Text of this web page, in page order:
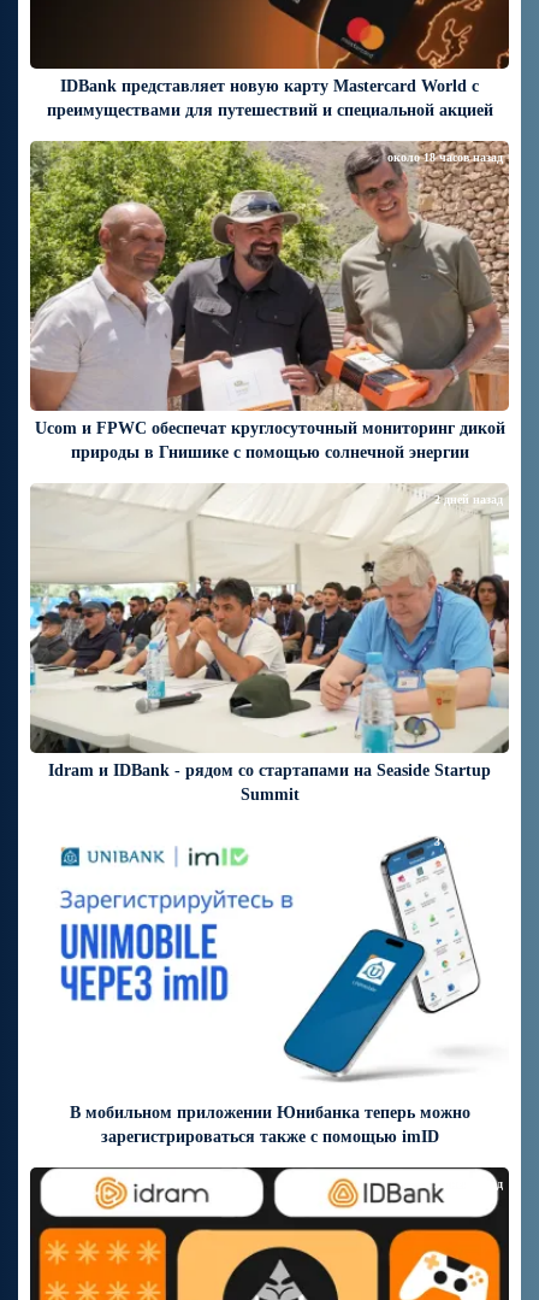
IDBank представляет новую карту Mastercard World с
преимуществами для путешествий и специальной акцией
Ucom и FPWC обеспечат круглосуточный мониторинг дикой
природы в Гнишике с помощью солнечной энергии
около 18 часов назад
Idram и IDBank - рядом со стартапами на Seaside Startup
Summit
2 дней назад
В мобильном приложении Юнибанка теперь можно
зарегистрироваться также с помощью imID
3 дней назад
5 дней назад